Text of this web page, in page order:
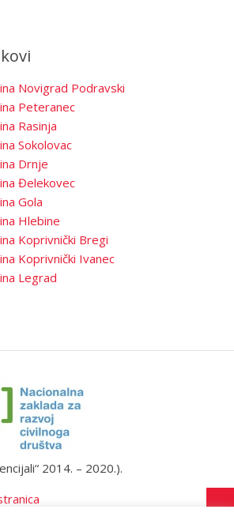
Novigrad Podravski
Peteranec
Rasinja
Sokolovac
Drnje
Đelekovec
Gola
Hlebine
Koprivnički Bregi
Koprivnički Ivanec
Legrad
2014. – 2020.).